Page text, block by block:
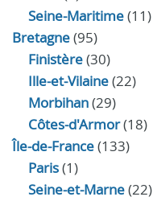
Seine-Maritime(11)
Bretagne(95)
Finistère(30)
Ille-et-Vilaine(22)
Morbihan(29)
Côtes-d'Armor(18)
Île-de-France(133)
Paris(1)
Seine-et-Marne(22)